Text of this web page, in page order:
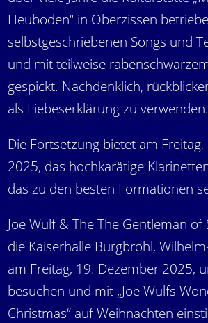
Heuboden“ in Oberzissen
selbstgeschriebenen Songs und
und mit teilweise
gespickt. Nachdenklich,
als Liebeserklärung zu verwenden.
Die Fortsetzung bietet am
2025, das hochkarätige
das zu den besten Formationen
Joe Wulf & The The Gentleman of
die Kaiserhalle Burgbrohl,
am Freitag, 19. Dezember 2025,
besuchen und mit „Joe Wulfs
Christmas“ auf Weihnachten